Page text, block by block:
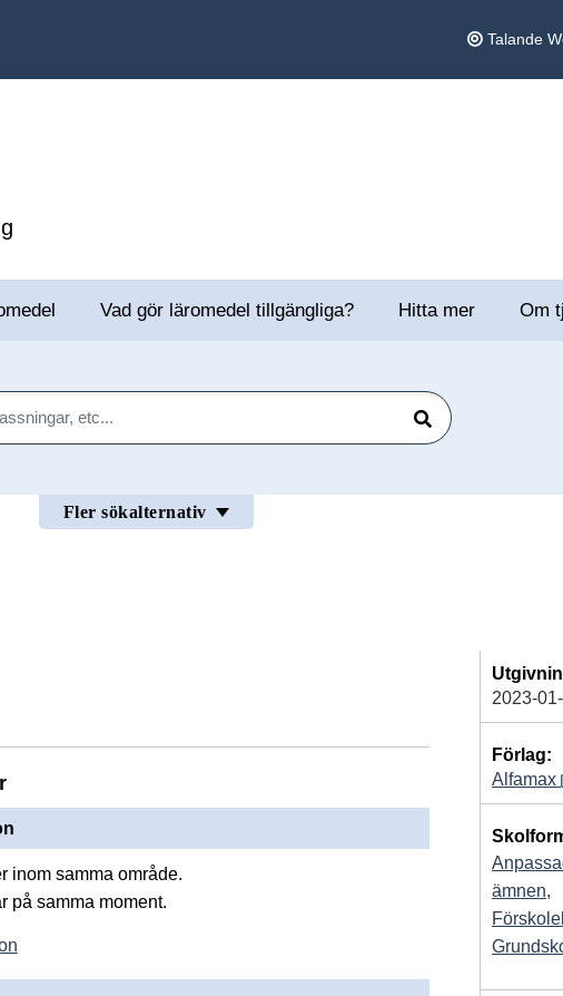
Talande
Vad gör läromedel tillgängliga? Hitta mer Om
Sök
Fler sökalternativ
inom samma område.
på samma moment.
2023-
Förlag:
Alfamax
ämnen,